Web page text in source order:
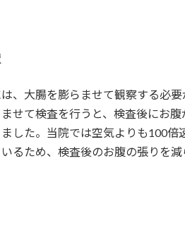
、大腸を膨らませて観察する必要
せて検査を行うと、検査後にお腹
した。当院では空気よりも100倍
るため、検査後のお腹の張りを